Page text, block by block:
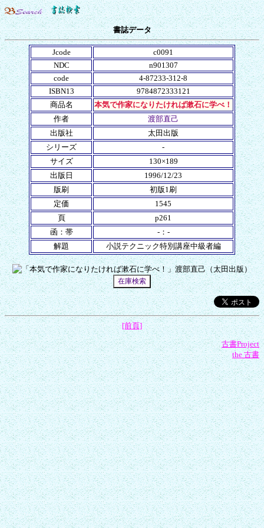
書誌データ
Jcode
c0091
NDC
n901307
code
4-87233-312-8
ISBN13
9784872333121
商品名
本気で作家になりたければ漱石に学べ！
作者
渡部直己
出版社
太田出版
シリーズ
-
サイズ
130×189
出版日
1996/12/23
版刷
初版1刷
定価
1545
頁
p261
函：帯
-：-
解題
小説テクニック特別講座中級者編
[前頁]
古書Project
the 古書